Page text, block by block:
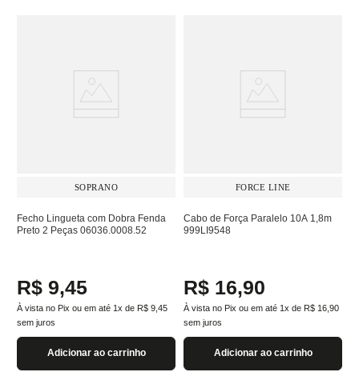
SOPRANO
Fecho Lingueta com Dobra Fenda
Preto 2 Peças 06036.0008.52
R$ 9,45
À vista no Pix ou em até 1x de R$ 9 45
sem juros
Adicionar ao carrinho
FORCE LINE
Cabo de Força Paralelo 10A 1,8m
999LI9548
R$ 16,90
À vista no Pix ou em até 1x de R$ 16 90
sem juros
Adicionar ao carrinho